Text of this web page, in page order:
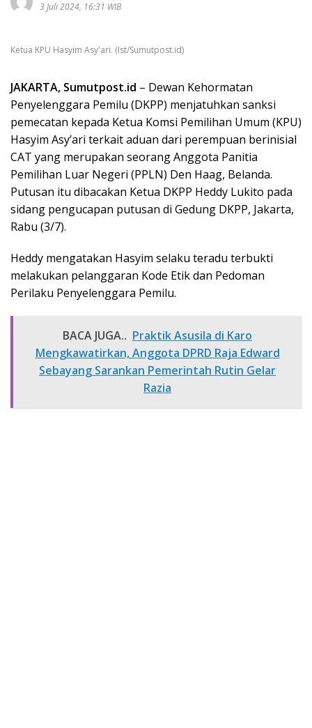
3 Juli 2024, 16:31 WIB
Ketua KPU Hasyim Asy'ari. (Ist/Sumutpost.id)
JAKARTA, Sumutpost.id – Dewan Kehormatan
Penyelenggara Pemilu (DKPP) menjatuhkan sanksi
pemecatan kepada Ketua Komsi Pemilihan Umum (KPU)
Hasyim Asy’ari terkait aduan dari perempuan berinisial
CAT yang merupakan seorang Anggota Panitia
Pemilihan Luar Negeri (PPLN) Den Haag, Belanda.
Putusan itu dibacakan Ketua DKPP Heddy Lukito pada
sidang pengucapan putusan di Gedung DKPP, Jakarta,
Rabu (3/7).
Heddy mengatakan Hasyim selaku teradu terbukti
melakukan pelanggaran Kode Etik dan Pedoman
Perilaku Penyelenggara Pemilu.
BACA JUGA.. Praktik Asusila di Karo
Mengkawatirkan, Anggota DPRD Raja Edward
Sebayang Sarankan Pemerintah Rutin Gelar
Razia